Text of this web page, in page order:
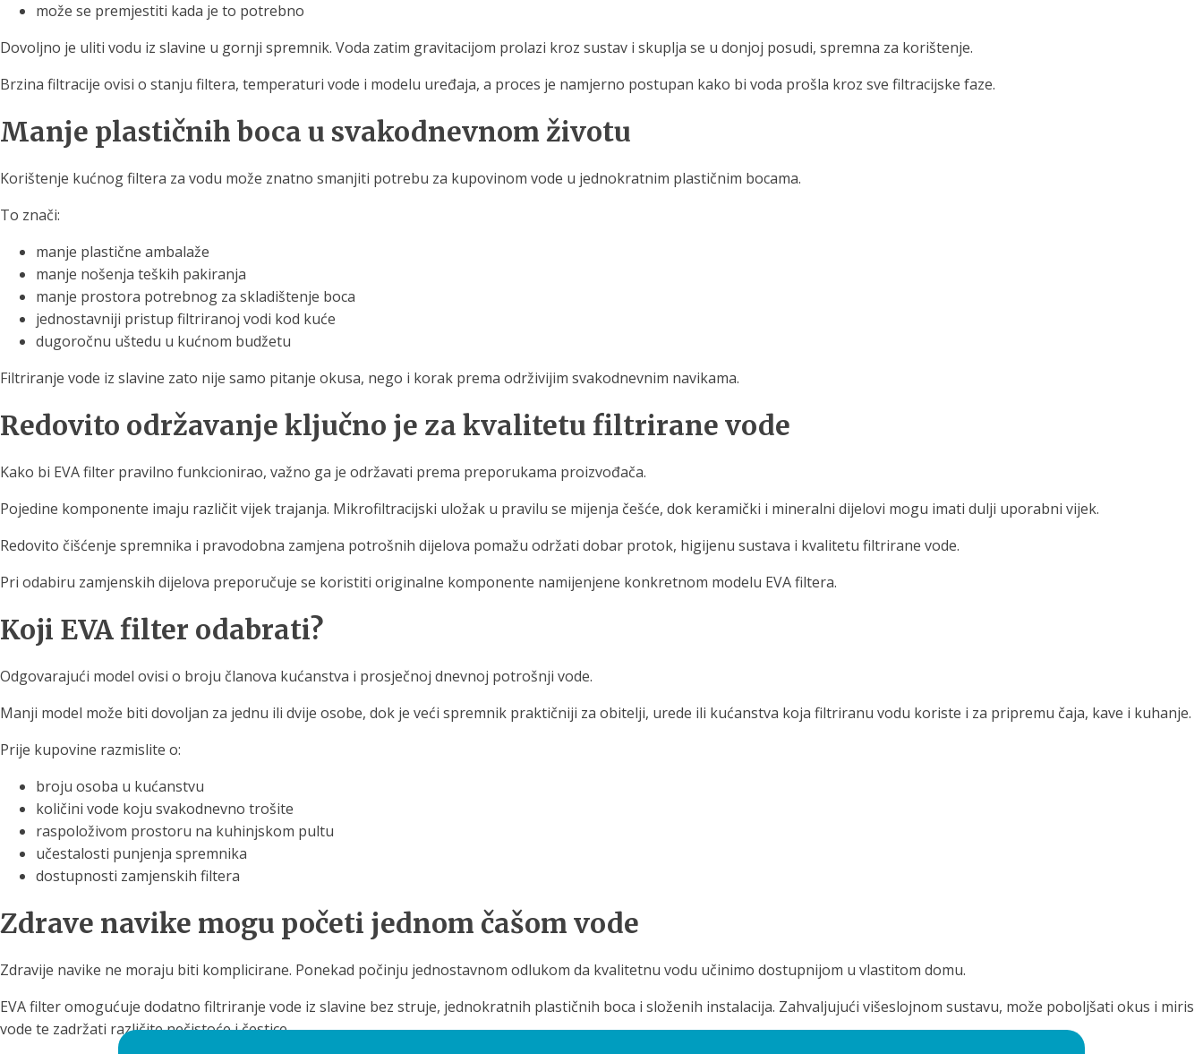
može se premjestiti kada je to potrebno
Dovoljno je uliti vodu iz slavine u gornji spremnik. Voda zatim gravitacijom prolazi kroz sustav i skuplja se u donjoj posudi, spremna za korištenje.
Brzina filtracije ovisi o stanju filtera, temperaturi vode i modelu uređaja, a proces je namjerno postupan kako bi voda prošla kroz sve filtracijske faze.
Manje plastičnih boca u svakodnevnom životu
Korištenje kućnog filtera za vodu može znatno smanjiti potrebu za kupovinom vode u jednokratnim plastičnim bocama.
To znači:
manje plastične ambalaže
manje nošenja teških pakiranja
manje prostora potrebnog za skladištenje boca
jednostavniji pristup filtriranoj vodi kod kuće
dugoročnu uštedu u kućnom budžetu
Filtriranje vode iz slavine zato nije samo pitanje okusa, nego i korak prema održivijim svakodnevnim navikama.
Redovito održavanje ključno je za kvalitetu filtrirane vode
Kako bi EVA filter pravilno funkcionirao, važno ga je održavati prema preporukama proizvođača.
Pojedine komponente imaju različit vijek trajanja. Mikrofiltracijski uložak u pravilu se mijenja češće, dok keramički i mineralni dijelovi mogu imati dulji uporabni vijek.
Redovito čišćenje spremnika i pravodobna zamjena potrošnih dijelova pomažu održati dobar protok, higijenu sustava i kvalitetu filtrirane vode.
Pri odabiru zamjenskih dijelova preporučuje se koristiti originalne komponente namijenjene konkretnom modelu EVA filtera.
Koji EVA filter odabrati?
Odgovarajući model ovisi o broju članova kućanstva i prosječnoj dnevnoj potrošnji vode.
Manji model može biti dovoljan za jednu ili dvije osobe, dok je veći spremnik praktičniji za obitelji, urede ili kućanstva koja filtriranu vodu koriste i za pripremu čaja, kave i kuhanje.
Prije kupovine razmislite o:
broju osoba u kućanstvu
količini vode koju svakodnevno trošite
raspoloživom prostoru na kuhinjskom pultu
učestalosti punjenja spremnika
dostupnosti zamjenskih filtera
Zdrave navike mogu početi jednom čašom vode
Zdravije navike ne moraju biti komplicirane. Ponekad počinju jednostavnom odlukom da kvalitetnu vodu učinimo dostupnijom u vlastitom domu.
EVA filter omogućuje dodatno filtriranje vode iz slavine bez struje, jednokratnih plastičnih boca i složenih instalacija. Zahvaljujući višeslojnom sustavu, može poboljšati okus i miris
vode te zadržati različite nečistoće i čestice.